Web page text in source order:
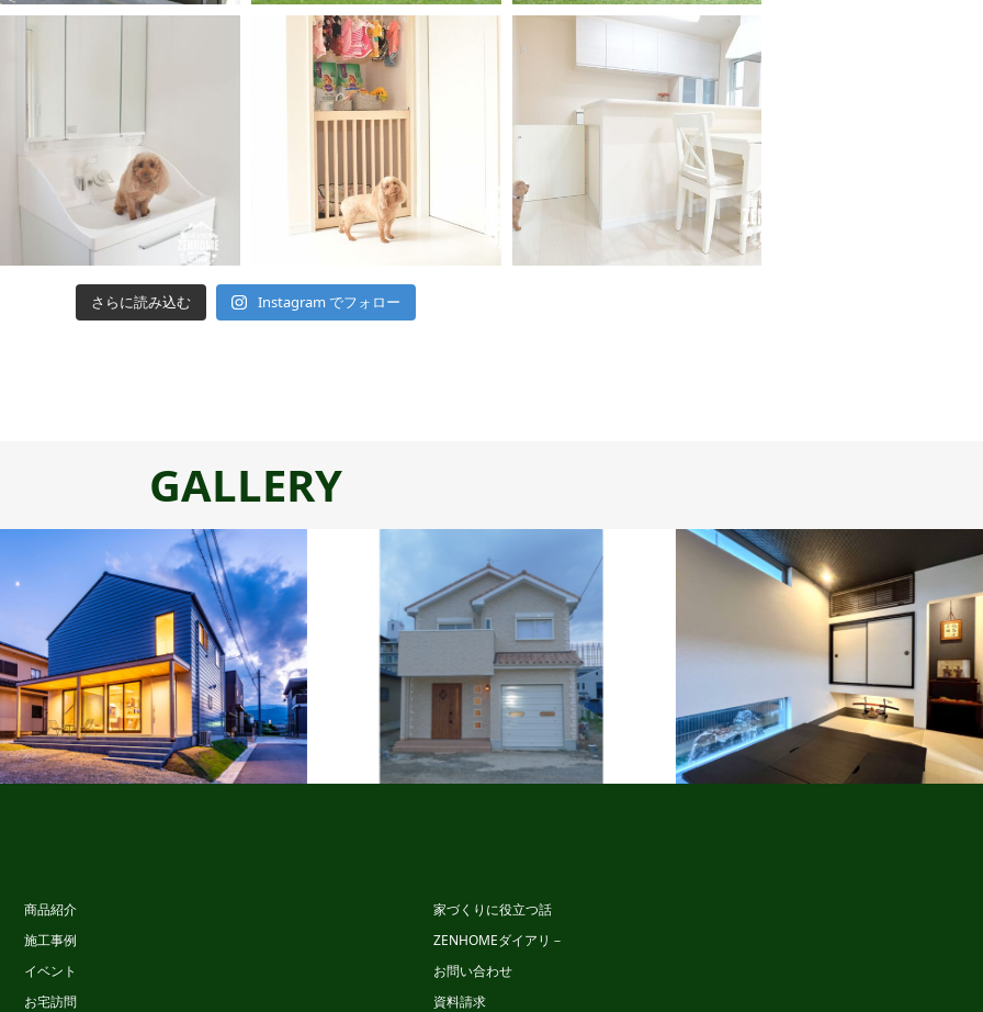
さらに読み込む Instagram でフォロー
GALLERY
スタイルデザイン
ビュッフェスタイル
ビュッフェスタイル
商品紹介
施工事例
イベント
お宅訪問
家づくりに役立つ話
ZENHOMEダイアリ－
お問い合わせ
資料請求